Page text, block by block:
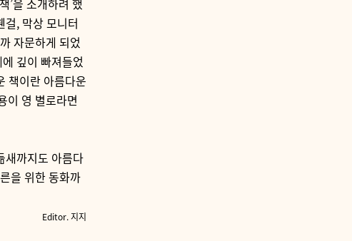
’을 소개하려 했
걸, 막상 모니터
자문하게 되었
깊이 빠져들었
책이란 아름다운
이 영 별로라면
새까지도 아름다
을 위한 동화까
Editor. 지지